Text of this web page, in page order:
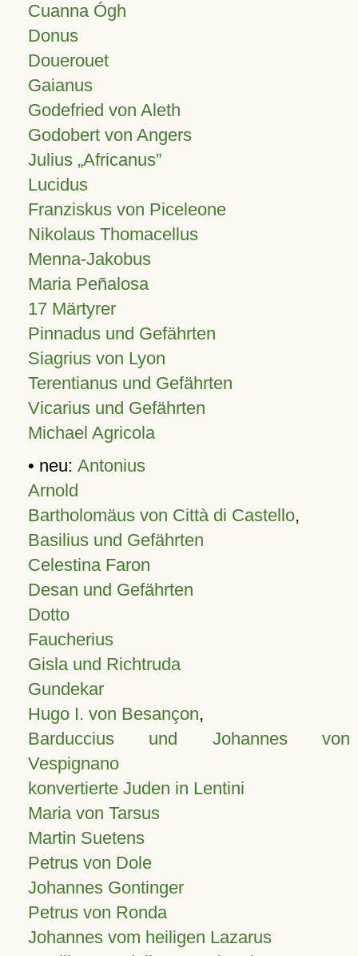
Cuanna Ógh
Donus
Douerouet
Gaianus
Godefried von Aleth
Godobert von Angers
Julius Africanus
Lucidus
Franziskus von Piceleone
Nikolaus Thomacellus
Menna-Jakobus
Maria Peñalosa
17 Märtyrer
Pinnadus und Gefährten
Siagrius von Lyon
Terentianus und Gefährten
Vicarius und Gefährten
Michael Agricola
• neu: Antonius
Arnold
Bartholomäus von Città di Castello,
Basilius und Gefährten
Celestina Faron
Desan und Gefährten
Dotto
Faucherius
Gisla und Richtruda
Gundekar
Hugo I. von Besançon,
Barduccius und Johannes von
Vespignano
konvertierte Juden in Lentini
Maria von Tarsus
Martin Suetens
Petrus von Dole
Johannes Gontinger
Petrus von Ronda
Johannes vom heiligen Lazarus